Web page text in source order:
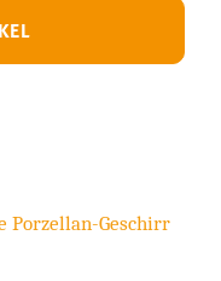
Porzellan-Geschirr